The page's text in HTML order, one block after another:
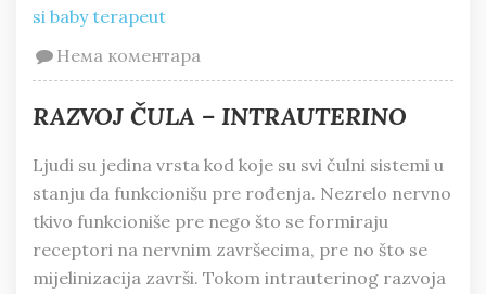
si baby terapeut
Нема коментара
RAZVOJ ČULA – INTRAUTERINO
Ljudi su jedina vrsta kod koje su svi čulni sistemi u
stanju da funkcionišu pre rođenja. Nezrelo nervno
tkivo funkcioniše pre nego što se formiraju
receptori na nervnim završecima, pre no što se
mijelinizacija završi. Tokom intrauterinog razvoja